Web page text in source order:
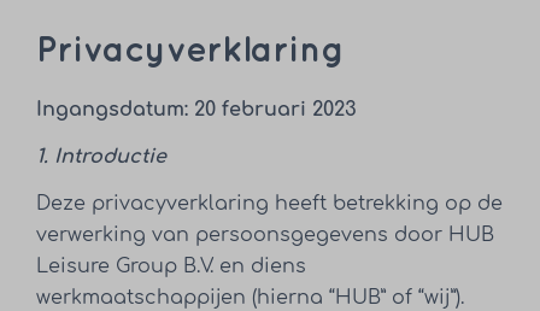
Privacyverklaring
Ingangsdatum: 20 februari 2023
1. Introductie
Deze privacyverklaring heeft betrekking op de
verwerking van persoonsgegevens door HUB
Leisure Group B.V. en diens
werkmaatschappijen (hierna “HUB” of “wij”).